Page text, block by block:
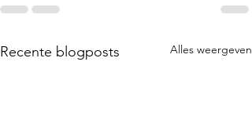
Recente blogposts Alles weergeven